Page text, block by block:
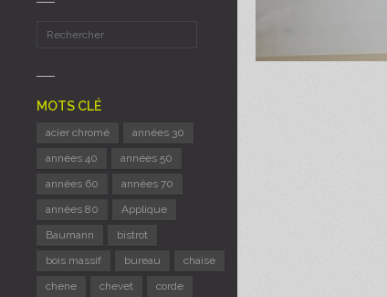
MOTS CLÉ
acier chromé
années 30
années 40
années 50
années 60
années 70
années 80
Applique
Baumann
bistrot
bois massif
bureau
chaise
chene
chevet
corde